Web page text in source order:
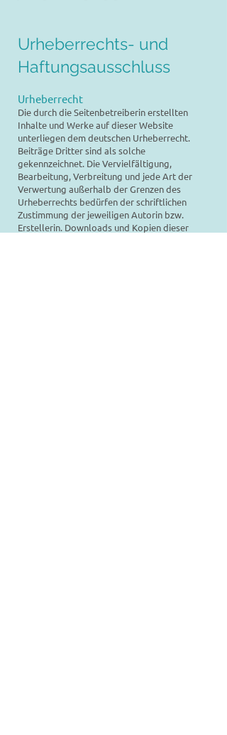
Urheberrechts- und
Haftungsausschluss
Urheberrecht
Die durch die Seitenbetreiberin erstellten
Inhalte und Werke auf dieser Website
unterliegen dem deutschen Urheberrecht.
Beiträge Dritter sind als solche
gekennzeichnet. Die Vervielfältigung,
Bearbeitung, Verbreitung und jede Art der
Verwertung außerhalb der Grenzen des
Urheberrechts bedürfen der schriftlichen
Zustimmung der jeweiligen Autorin bzw.
Erstellerin. Downloads und Kopien dieser